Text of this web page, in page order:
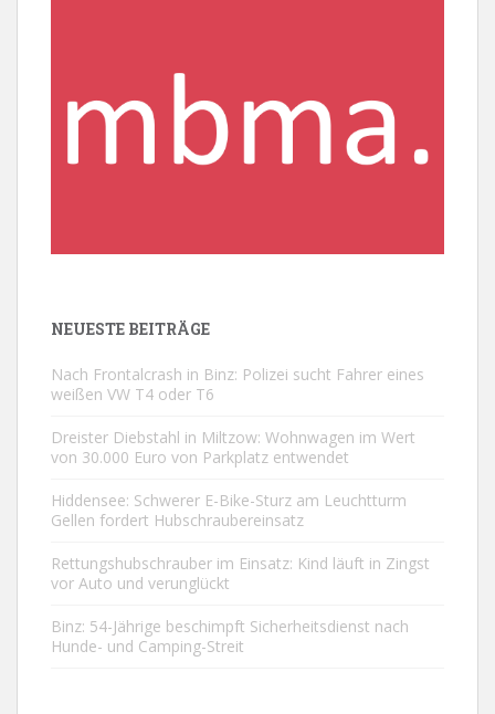
NEUESTE BEITRÄGE
Nach Frontalcrash in Binz: Polizei sucht Fahrer eines
weißen VW T4 oder T6
Dreister Diebstahl in Miltzow: Wohnwagen im Wert
von 30.000 Euro von Parkplatz entwendet
Hiddensee: Schwerer E-Bike-Sturz am Leuchtturm
Gellen fordert Hubschraubereinsatz
Rettungshubschrauber im Einsatz: Kind läuft in Zingst
vor Auto und verunglückt
Binz: 54-Jährige beschimpft Sicherheitsdienst nach
Hunde- und Camping-Streit